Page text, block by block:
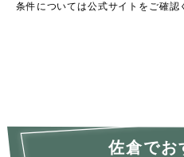
条件については公式サイトをご確認
佐倉でお